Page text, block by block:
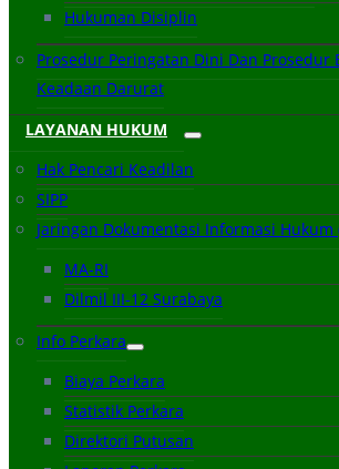
Hukuman Disiplin
Prosedur Peringatan Dini Dan Prosedur
Keadaan Darurat
LAYANAN HUKUM
Hak Pencari Keadilan
SIPP
Jaringan Dokumentasi Informasi Hukum
MA-RI
Dilmil III-12 Surabaya
Info Perkara
Biaya Perkara
Statistik Perkara
Direktori Putusan